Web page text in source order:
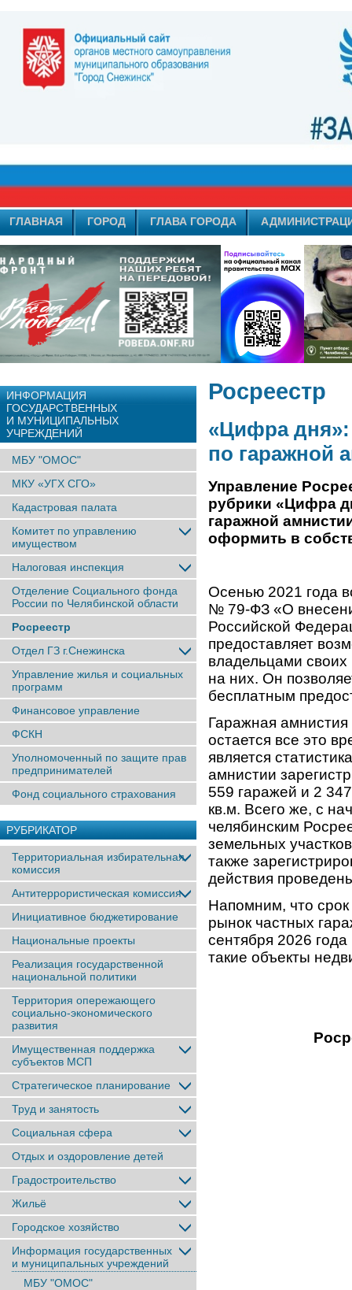
ГЛАВНАЯ ГОРОД ГЛАВА ГОРОДА
ИНФОРМАЦИЯ
ГОСУДАРСТВЕННЫХ
И МУНИЦИПАЛЬНЫХ
УЧРЕЖДЕНИЙ
МБУ "ОМОС"
МКУ «УГХ СГО»
Кадастровая палата
Комитет по управлению
имуществом
Налоговая инспекция
Отделение Социального фонда
России по Челябинской области
Росреестр
Отдел ГЗ г.Снежинска
Управление жилья и социальных
программ
Финансовое управление
ФСКН
Уполномоченный по защите прав
предпринимателей
Фонд социального страхования
РУБРИКАТОР
Территориальная избирательная
комиссия
Антитеррористическая комиссия
Инициативное бюджетирование
Национальные проекты
Реализация государственной
национальной политики
Территория опережающего
социально-экономического
развития
Имущественная поддержка
субъектов МСП
Стратегическое планирование
Труд и занятость
Социальная сфера
Отдых и оздоровление детей
Градостроительство
Жильё
Городское хозяйство
Информация государственных
и муниципальных учреждений
МБУ "ОМОС"
Росреестр
«Цифра дня»:
по гаражной
Управление
рубрики «Цифра
гаражной
оформить в
Осенью 2021 года
№ 79-ФЗ «О
Российской
предоставляет
владельцами своих
на них. Он
бесплатным
Гаражная
остается все это
является
амнистии
559 гаражей и 2
кв.м. Всего же, с
челябинским
земельных
также
действия
Напомним, что срок
рынок частных
сентября 2026
такие объекты